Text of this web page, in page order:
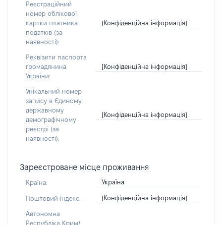
Реєстраційний
номер облікової
картки платника
податків (за
наявності):
[Конфіденційна інформація]
Реквізити паспорта
громадянина
України:
[Конфіденційна інформація]
Унікальний номер
запису в Єдиному
державному
демографічному
реєстрі (за
наявності):
[Конфіденційна інформація]
Зареєстроване місце проживання
Країна: Україна
Поштовий індекс: [Конфіденційна інформація]
Автономна
Республіка Крим/